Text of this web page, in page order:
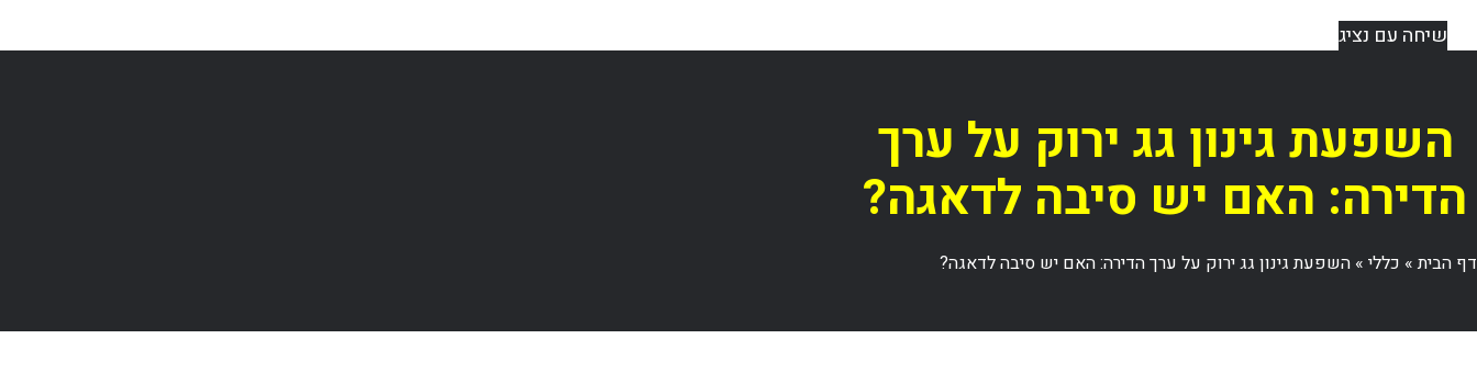
שיחה עם נציג
השפעת גינון גג ירוק על ערך
הדירה: האם יש סיבה לדאגה?
דף הבית» כללי » השפעת גינון גג ירוק על ערך הדירה: האם יש סיבה לדאגה?